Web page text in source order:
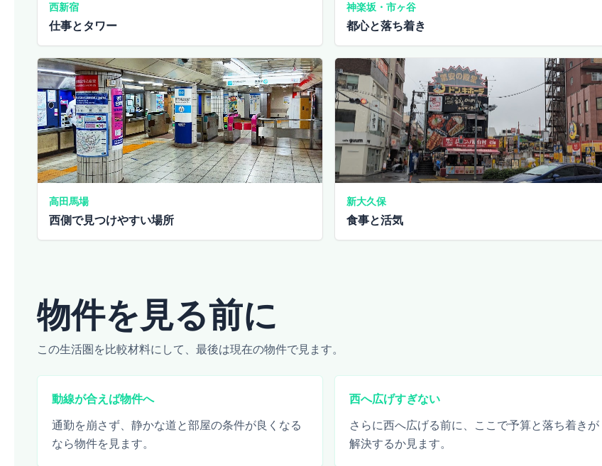
西新宿
仕事とタワー
神楽坂・市ヶ谷
都心と落ち着き
高田馬場
西側で見つけやすい場所
新大久保
食事と活気
物件を見る前に
この生活圏を比較材料にして、最後は現在の物件で見ます。
動線が合えば物件へ
通勤を崩さず、静かな道と部屋の条件が良くなる
なら物件を見ます。
西へ広げすぎない
さらに西へ広げる前に、ここで予算と落ち着きが
解決するか見ます。